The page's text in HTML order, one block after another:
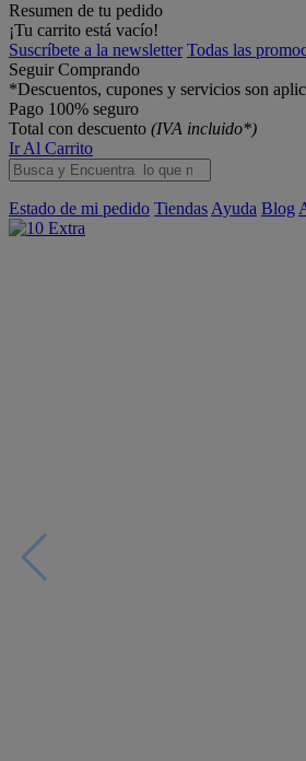
Resumen de tu pedido
¡Tu carrito está vacío!
Suscríbete a la newsletter Todas las
Seguir Comprando
*Descuentos, cupones y servicios son
Pago 100% seguro
Total con descuento (IVA incluido*)
Ir Al Carrito
Estado de mi pedido Tiendas Ayuda Blog